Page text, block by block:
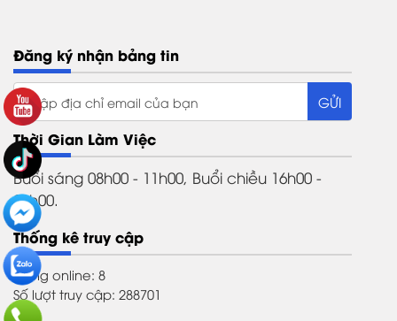
Đăng ký nhận bảng tin
Thời Gian Làm Việc
Buổi sáng 08h00 - 11h00, Buổi chiều 16h00 -
21h00.
Thống kê truy cập
Đang online: 8
Số lượt truy cập: 288701